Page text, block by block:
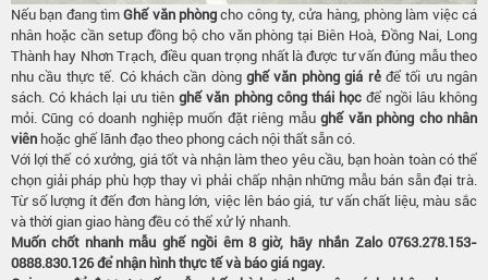
Nếu bạn đang tìmGhế văn phòng cho công ty, cửa hàng, phòng làm việc cá
nhân hoặc cần setup đồng bộ cho văn phòng tại Biên Hoà, Đồng Nai, Long
Thành hay Nhơn Trạch, điều quan trọng nhất là được tư vấn đúng mẫu theo
nhu cầu thực tế. Có khách cần dòng ghế văn phòng giá rẻđể tối ưu ngân
sách. Có khách lại ưu tiênghế văn phòng công thái họcđể ngồi lâu không
mỏi. Cũng có doanh nghiệp muốn đặt riêng mẫughế văn phòng cho nhân
viên hoặc ghế lãnh đạo theo phong cách nội thất sẵn có.
Với lợi thế có xưởng, giá tốt và nhận làm theo yêu cầu, bạn hoàn toàn có thể
chọn giải pháp phù hợp thay vì phải chấp nhận những mẫu bán sẵn đại trà.
Từ số lượng ít đến đơn hàng lớn, việc lên báo giá, tư vấn chất liệu, màu sắc
và thời gian giao hàng đều có thể xử lý nhanh.
Muốn chốt nhanh mẫu ghế ngồi êm 8 giờ, hãy nhắn Zalo 0763.278.153-
0888.830.126để nhận hình thực tế và báo giá ngay.